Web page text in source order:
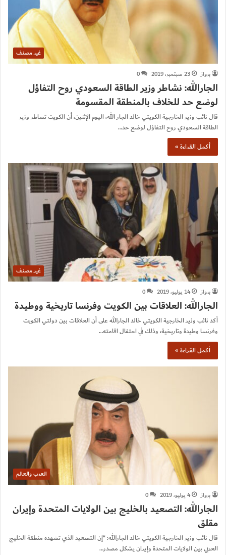
غير مصنف
برواز
23 سبتمبر، 2019 0
الجارالله: نشاطر وزير الطاقة السعودي روح التفاؤل
لوضع حد للخلاف بالمنطقة المقسومة
قال نائب وزير الخارجية الكويتي خالد الجار الله، اليوم الإثنين، أن الكويت تشاطر وزير
الطاقة السعودي روح التفاؤل لوضع حد…
أكمل القراءة »
غير مصنف
برواز
14 يوليو، 2019 0
الجارالله: العلاقات بين الكويت وفرنسا تاريخية ووطيدة
أكد نائب وزير الخارجية الكويتي خالد الجارالله على أن العلاقات بين دولتي الكويت
وفرنسا وطيدة وتاريخية، وذلك في احتفال اقامته…
أكمل القراءة »
العرب والعالم
برواز
4 يوليو، 2019 0
الجارالله: التصعيد بالخليج بين الولايات المتحدة وإيران
مقلق
قال نائب وزير الخارجية الكويتي خالد الجارالله: “إن التصعيد الذي تشهده منطقة الخليج
العربي بين الولايات المتحدة وإيران يشكل مصدر…